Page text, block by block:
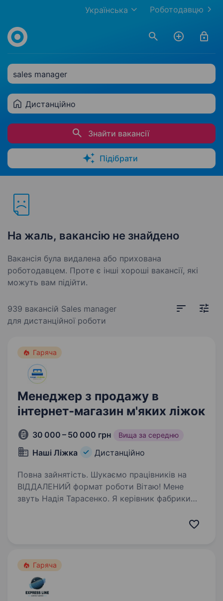
Роботодавцю
Українська
sales manager
Дистанційно
Знайти вакансії
Підібрати
На жаль, вакансію не знайдено
Вакансія була видалена або прихована
роботодавцем. Проте є інші хороші вакансії, які
можуть вам підійти.
939 вакансій Sales manager
для дистанційної роботи
Гаряча
Менеджер з продажу в
інтернет-магазин м'яких ліжок
30 000 – 50 000 грн Вища за середню
Наші Ліжка Дистанційно
Повна зайнятість. Шукаємо працівників на
ВІДДАЛЕНИЙ формат роботи Вітаю! Мене
звуть Надія Тарасенко. Я керівник фабрики
Гаряча